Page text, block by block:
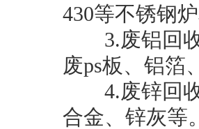
430等不锈钢
3.废铝回收:
废ps板、铝箔
4.废锌回收:
合金、锌灰等